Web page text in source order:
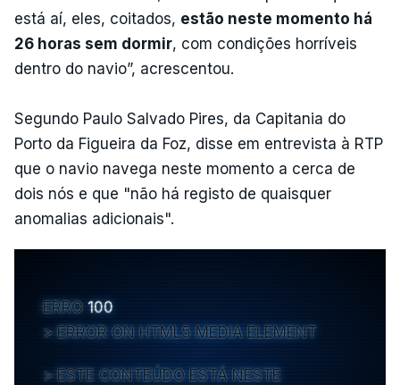
está aí, eles, coitados, estão neste momento há
26 horas sem dormir, com condições horríveis
dentro do navio”, acrescentou.
Segundo Paulo Salvado Pires, da Capitania do
Porto da Figueira da Foz, disse em entrevista à RTP
que o navio navega neste momento a cerca de
dois nós e que "não há registo de quaisquer
anomalias adicionais".
ERRO 100
ERROR ON HTML5 MEDIA ELEMENT
ESTE CONTEÚDO ESTÁ NESTE